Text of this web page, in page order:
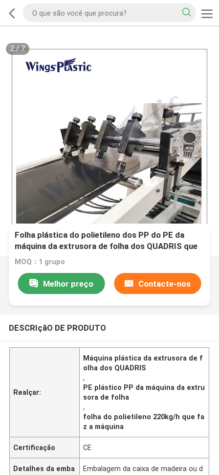
2/7
Folha plástica do polietileno dos PP do PE da
máquina da extrusora de folha dos QUADRIS que
faz a máquina
MOQ：1 grupo
Melhor preço Contacte-nos
DESCRIçãO DE PRODUTO
Realçar:
Máquina plástica da extrusora de f
olha dos QUADRIS
,
PE plástico PP da máquina da extru
sora de folha
,
folha do polietileno 220kg/h que fa
z a máquina
Certificação CE
Detalhes da emba
Embalagem da caixa de madeira ou d